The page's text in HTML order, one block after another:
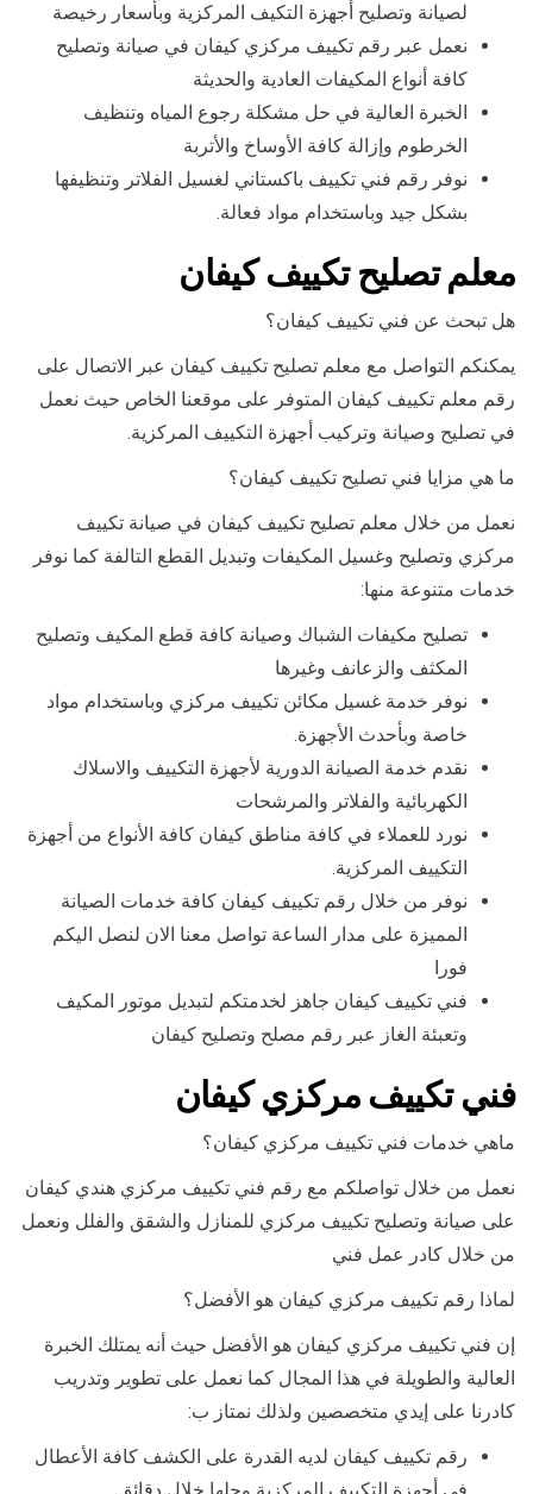
لصيانة وتصليح أجهزة التكيف المركزية وبأسعار رخيصة
نعمل عبر رقم تكييف مركزي كيفان في صيانة وتصليح
كافة أنواع المكيفات العادية والحديثة
الخبرة العالية في حل مشكلة رجوع المياه وتنظيف
الخرطوم وإزالة كافة الأوساخ والأتربة
نوفر رقم فني تكييف باكستاني لغسيل الفلاتر وتنظيفها
بشكل جيد وباستخدام مواد فعالة.
معلم تصليح تكييف كيفان
هل تبحث عن فني تكييف كيفان؟
يمكنكم التواصل مع معلم تصليح تكييف كيفان عبر الاتصال على
رقم معلم تكييف كيفان المتوفر على موقعنا الخاص حيث نعمل
في تصليح وصيانة وتركيب أجهزة التكييف المركزية.
ما هي مزايا فني تصليح تكييف كيفان؟
نعمل من خلال معلم تصليح تكييف كيفان في صيانة تكييف
مركزي وتصليح وغسيل المكيفات وتبديل القطع التالفة كما نوفر
خدمات متنوعة منها:
تصليح مكيفات الشباك وصيانة كافة قطع المكيف وتصليح
المكثف والزعانف وغيرها
نوفر خدمة غسيل مكائن تكييف مركزي وباستخدام مواد
خاصة وبأحدث الأجهزة.
نقدم خدمة الصيانة الدورية لأجهزة التكييف والاسلاك
الكهربائية والفلاتر والمرشحات
نورد للعملاء في كافة مناطق كيفان كافة الأنواع من أجهزة
التكييف المركزية.
نوفر من خلال رقم تكييف كيفان كافة خدمات الصيانة
المميزة على مدار الساعة تواصل معنا الان لنصل اليكم
فورا
فني تكييف كيفان جاهز لخدمتكم لتبديل موتور المكيف
وتعبئة الغاز عبر رقم مصلح وتصليح كيفان
فني تكييف مركزي كيفان
ماهي خدمات فني تكييف مركزي كيفان؟
نعمل من خلال تواصلكم مع رقم فني تكييف مركزي هندي كيفان
على صيانة وتصليح تكييف مركزي للمنازل والشقق والفلل ونعمل
من خلال كادر عمل فني
لماذا رقم تكييف مركزي كيفان هو الأفضل؟
إن فني تكييف مركزي كيفان هو الأفضل حيث أنه يمتلك الخبرة
العالية والطويلة في هذا المجال كما نعمل على تطوير وتدريب
كادرنا على إيدي متخصصين ولذلك نمتاز ب:
رقم تكييف كيفان لديه القدرة على الكشف كافة الأعطال